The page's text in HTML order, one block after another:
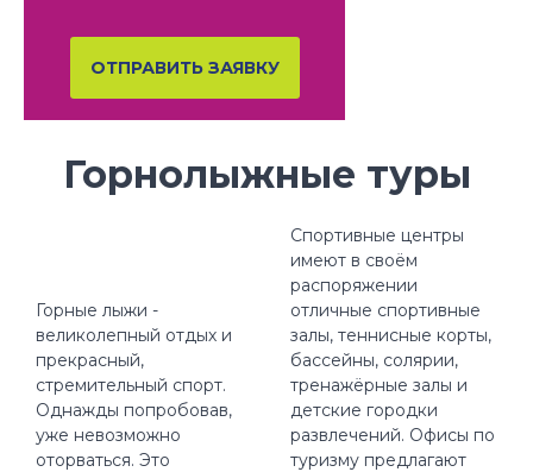
ОТПРАВИТЬ ЗАЯВКУ
Горнолыжные туры
Горные лыжи -
великолепный отдых и
прекрасный,
стремительный спорт.
Однажды попробовав,
уже невозможно
оторваться. Это
Спортивные центры
имеют в своём
распоряжении
отличные спортивные
залы, теннисные корты,
бассейны, солярии,
тренажёрные залы и
детские городки
развлечений. Офисы по
туризму предлагают